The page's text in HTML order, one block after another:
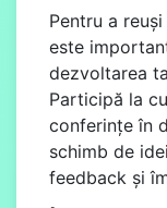
Pentru a
este
dezvoltarea
Participă la
conferințe în
schimb de
feedback și